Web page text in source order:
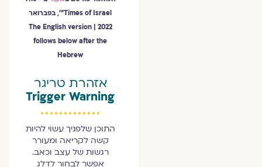
Times of Israel"', בפברואר
2022 |
The English version
follows below after the
Hebrew
אזהרת טריגר
Trigger Warning
התוכן שלפניך עשוי להיות
קשה לקריאה ומעורר
רגשות של עצב וכאב.
אפשר לבחור לדלג